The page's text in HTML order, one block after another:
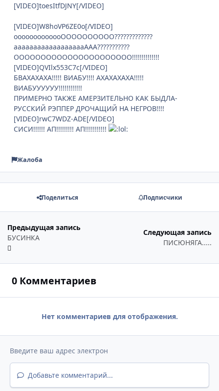
[VIDEO]toesItfDJNY[/VIDEO]
[VIDEO]W8hoVP6ZE0o[/VIDEO]
ооооооооооооОООООООООО?????????????
ааааааааааааааааааААА???????????
ОООООООООООООООООООООО!!!!!!!!!!!!!!
[VIDEO]QVIlx553C7c[/VIDEO]
БВАХАХАХА!!!!! ВИАБУ!!!! АХАХАХАХА!!!!!
ВИАБУУУУУУ!!!!!!!!!!!!
ПРИМЕРНО ТАКЖЕ АМЕРЗИТЕЛЬНО КАК БЫДЛА-
РУССКИЙ РЭППЕР ДРОЧАЩИЙ НА НЕГРОВ!!!!
[VIDEO]rwC7WDZ-ADE[/VIDEO]
СИСИ!!!!!! АП!!!!!!!!! АП!!!!!!!!!!!
Жалоба
Поделиться Подписчики
Предыдущая запись
БУСИНКА
Следующая запись
ПИСЮНЯГА.....
0 Комментариев
Нет комментариев для отображения.
Добавьте комментарий...